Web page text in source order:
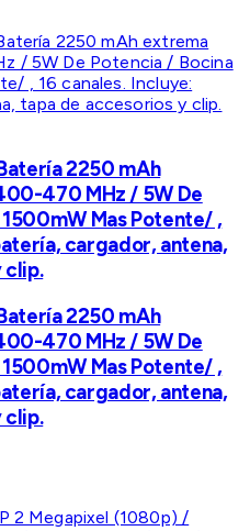
2250 mAh
470 MHz / 5W De
Mas Potente/ ,
cargador, antena,
clip.
2250 mAh
470 MHz / 5W De
Mas Potente/ ,
cargador, antena,
clip.